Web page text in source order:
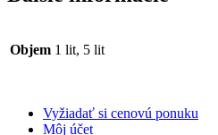
Objem 1 lit, 5 lit
Vyžiadať si cenovú ponuku
Môj účet